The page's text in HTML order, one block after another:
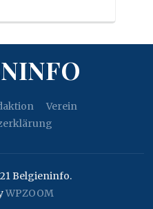
Verein
Belgieninfo.
WPZOOM